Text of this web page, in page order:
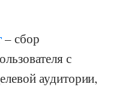
– сбор
с
аудитории,